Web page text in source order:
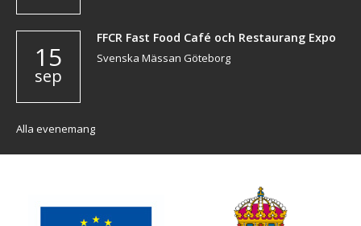
15
sep
FFCR Fast Food Café och Restaurang Expo
Svenska Mässan Göteborg
Alla evenemang